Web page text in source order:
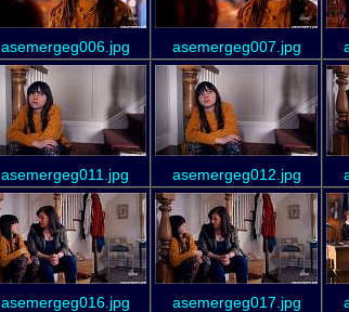
asemergeg006.jpg asemergeg007.jpg
asemergeg011.jpg asemergeg012.jpg
asemergeg016.jpg asemergeg017.jpg